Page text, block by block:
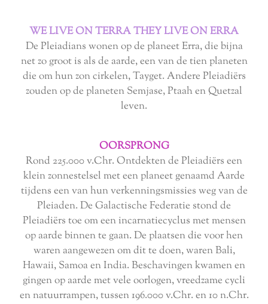
WE LIVE ON TERRA THEY LIVE ON ERRA
De Pleiadians wonen op de planeet Erra, die bijna
net zo groot is als de aarde, een van de tien planeten
die om hun zon cirkelen, Tayget. Andere Pleiadiërs
zouden op de planeten Semjase, Ptaah en Quetzal
leven.
OORSPRONG
Rond 225.000 v.Chr. Ontdekten de Pleiadiërs een
klein zonnestelsel met een planeet genaamd Aarde
tijdens een van hun verkenningsmissies weg van de
Pleiaden. De Galactische Federatie stond de
Pleiadiërs toe om een ​​incarnatiecyclus met mensen
op aarde binnen te gaan. De plaatsen die voor hen
waren aangewezen om dit te doen, waren Bali,
Hawaii, Samoa en India. Beschavingen kwamen en
gingen op aarde met vele oorlogen, vreedzame cycli
en natuurrampen, tussen 196.000 v.Chr. en 10 n.Chr.